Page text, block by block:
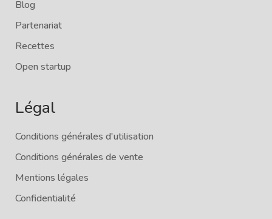
Blog
Partenariat
Recettes
Open startup
Légal
Conditions générales d'utilisation
Conditions générales de vente
Mentions légales
Confidentialité